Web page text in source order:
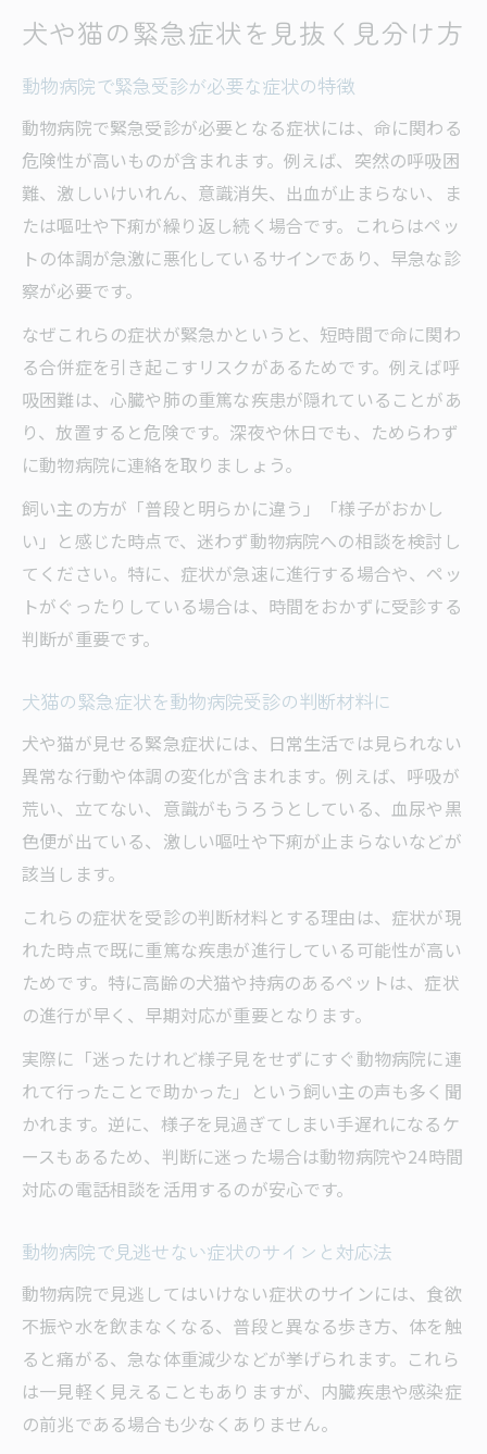
犬や猫の緊急症状を見抜く見分け方
動物病院で緊急受診が必要な症状の特徴
動物病院で緊急受診が必要となる症状には、命に関わる
危険性が高いものが含まれます。例えば、突然の呼吸困
難、激しいけいれん、意識消失、出血が止まらない、ま
たは嘔吐や下痢が繰り返し続く場合です。これらはペッ
トの体調が急激に悪化しているサインであり、早急な診
察が必要です。
なぜこれらの症状が緊急かというと、短時間で命に関わ
る合併症を引き起こすリスクがあるためです。例えば呼
吸困難は、心臓や肺の重篤な疾患が隠れていることがあ
り、放置すると危険です。深夜や休日でも、ためらわず
に動物病院に連絡を取りましょう。
飼い主の方が「普段と明らかに違う」「様子がおかし
い」と感じた時点で、迷わず動物病院への相談を検討し
てください。特に、症状が急速に進行する場合や、ペッ
トがぐったりしている場合は、時間をおかずに受診する
判断が重要です。
犬猫の緊急症状を動物病院受診の判断材料に
犬や猫が見せる緊急症状には、日常生活では見られない
異常な行動や体調の変化が含まれます。例えば、呼吸が
荒い、立てない、意識がもうろうとしている、血尿や黒
色便が出ている、激しい嘔吐や下痢が止まらないなどが
該当します。
これらの症状を受診の判断材料とする理由は、症状が現
れた時点で既に重篤な疾患が進行している可能性が高い
ためです。特に高齢の犬猫や持病のあるペットは、症状
の進行が早く、早期対応が重要となります。
実際に「迷ったけれど様子見をせずにすぐ動物病院に連
れて行ったことで助かった」という飼い主の声も多く聞
かれます。逆に、様子を見過ぎてしまい手遅れになるケ
ースもあるため、判断に迷った場合は動物病院や24時間
対応の電話相談を活用するのが安心です。
動物病院で見逃せない症状のサインと対応法
動物病院で見逃してはいけない症状のサインには、食欲
不振や水を飲まなくなる、普段と異なる歩き方、体を触
ると痛がる、急な体重減少などが挙げられます。これら
は一見軽く見えることもありますが、内臓疾患や感染症
の前兆である場合も少なくありません。